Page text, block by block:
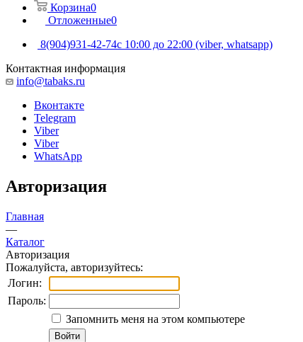
Корзина0
Отложенные0
8(904)931-42-74с 10:00 до 22:00 (viber, whatsapp)
Контактная информация
info@tabaks.ru
Вконтакте
Telegram
Viber
Viber
WhatsApp
Авторизация
Главная
—
Каталог
Авторизация
Пожалуйста, авторизуйтесь:
Логин:
Пароль:
Запомнить меня на этом компьютере